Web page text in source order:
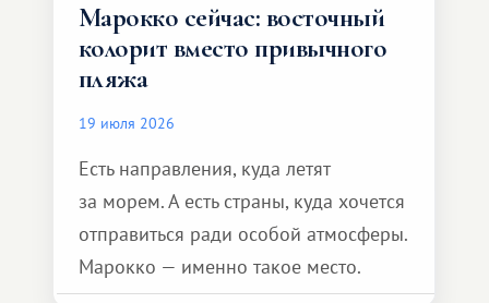
Марокко сейчас: восточный
колорит вместо привычного
пляжа
19 июля 2026
Есть направления, куда летят
за морем. А есть страны, куда хочется
отправиться ради особой атмосферы.
Марокко — именно такое место.